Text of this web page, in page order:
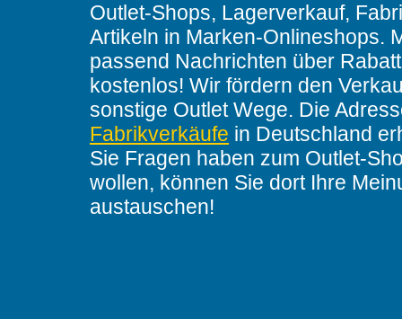
Outlet-Shops, Lagerverkauf,
Artikeln in Marken-Onlineshops.
passend Nachrichten über
kostenlos! Wir fördern den
sonstige Outlet Wege. Die
Fabrikverkäufe in Deutschland
Sie Fragen haben zum Outlet-
wollen, können Sie dort Ihre
austauschen!